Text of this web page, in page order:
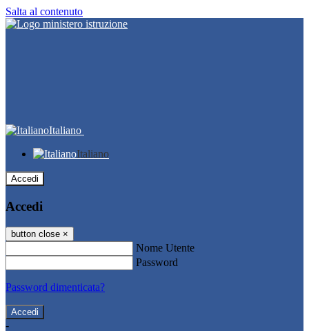
Salta al contenuto
Italiano
Italiano
Accedi
Accedi
button close ×
Nome Utente
Password
Password dimenticata?
-